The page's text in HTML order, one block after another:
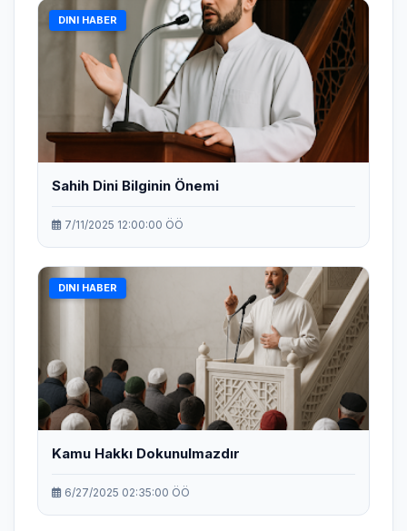
DINI HABER
Sahih Dini Bilginin Önemi
7/11/2025 12:00:00 ÖÖ
DINI HABER
Kamu Hakkı Dokunulmazdır
6/27/2025 02:35:00 ÖÖ